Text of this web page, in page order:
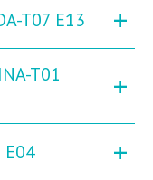
T07 E13 +
T01
+
E04 +